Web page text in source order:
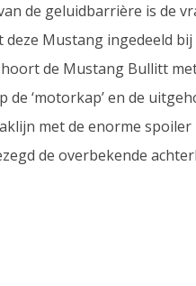
de geluidbarrière is de
Mustang ingedeeld bij
de Mustang Bullitt
‘motorkap’ en de
met de enorme
de overbekende